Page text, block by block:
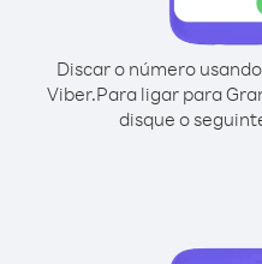
Discar o número
Viber.Para ligar para
disque o